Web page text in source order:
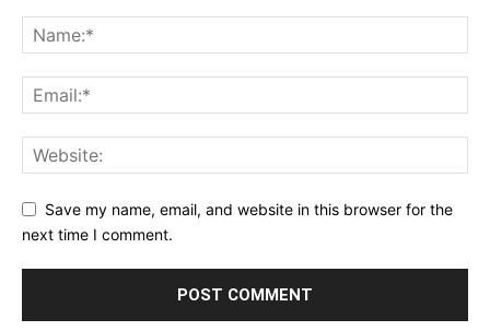
Save my name, email, and website in this browser for the
next time I comment.